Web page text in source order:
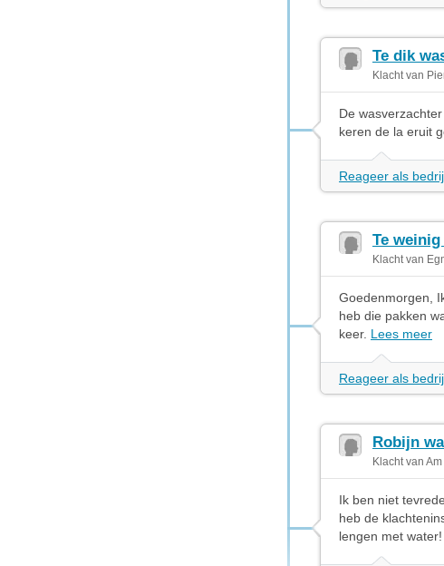
Te dik
Klacht van
De
keren de la eruit
Reageer als
Te
Klacht van
Goedenmorgen,
heb die pakken
keer. Lees meer
Reageer als
Robijn
Klacht van
Ik ben niet
heb de
lengen met